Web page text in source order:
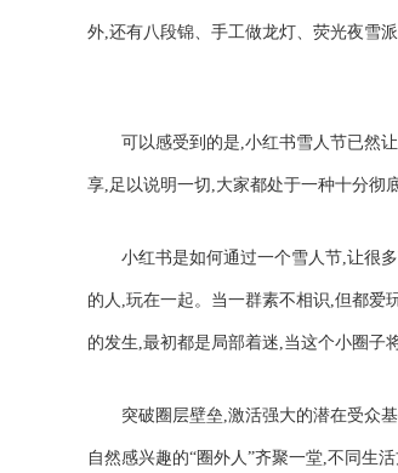
外,还有八段锦、手工做龙灯、荧光夜雪
可以感受到的是,小红书雪人节已然
享,足以说明一切,大家都处于一种十分彻
小红书是如何通过一个雪人节,让很
的人,玩在一起。当一群素不相识,但都爱
的发生,最初都是局部着迷,当这个小圈子
突破圈层壁垒,激活强大的潜在受众
自然感兴趣的“圈外人”齐聚一堂,不同生